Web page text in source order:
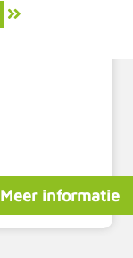
Meer informatie